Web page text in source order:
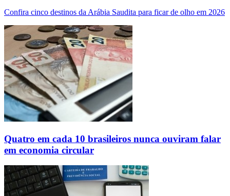
Confira cinco destinos da Arábia Saudita para ficar de olho em 2026
Quatro em cada 10 brasileiros nunca ouviram falar
em economia circular